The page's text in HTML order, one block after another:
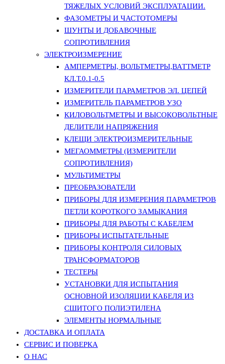
ТЯЖЕЛЫХ УСЛОВИЙ ЭКСПЛУАТАЦИИ.
ФАЗОМЕТРЫ И ЧАСТОТОМЕРЫ
ШУНТЫ И ДОБАВОЧНЫЕ
СОПРОТИВЛЕНИЯ
ЭЛЕКТРОИЗМЕРЕНИЕ
АМПЕРМЕТРЫ, ВОЛЬТМЕТРЫ,ВАТТМЕТР
КЛ.Т.0.1-0.5
ИЗМЕРИТЕЛИ ПАРАМЕТРОВ ЭЛ. ЦЕПЕЙ
ИЗМЕРИТЕЛЬ ПАРАМЕТРОВ УЗО
КИЛОВОЛЬТМЕТРЫ И ВЫСОКОВОЛЬТНЫЕ
ДЕЛИТЕЛИ НАПРЯЖЕНИЯ
КЛЕЩИ ЭЛЕКТРОИЗМЕРИТЕЛЬНЫЕ
МЕГАОММЕТРЫ (ИЗМЕРИТЕЛИ
СОПРОТИВЛЕНИЯ)
МУЛЬТИМЕТРЫ
ПРЕОБРАЗОВАТЕЛИ
ПРИБОРЫ ДЛЯ ИЗМЕРЕНИЯ ПАРАМЕТРОВ
ПЕТЛИ КОРОТКОГО ЗАМЫКАНИЯ
ПРИБОРЫ ДЛЯ РАБОТЫ С КАБЕЛЕМ
ПРИБОРЫ ИСПЫТАТЕЛЬНЫЕ
ПРИБОРЫ КОНТРОЛЯ СИЛОВЫХ
ТРАНСФОРМАТОРОВ
ТЕСТЕРЫ
УСТАНОВКИ ДЛЯ ИСПЫТАНИЯ
ОСНОВНОЙ ИЗОЛЯЦИИ КАБЕЛЯ ИЗ
СШИТОГО ПОЛИЭТИЛЕНА
ЭЛЕМЕНТЫ НОРМАЛЬНЫЕ
ДОСТАВКА И ОПЛАТА
СЕРВИС И ПОВЕРКА
О НАС